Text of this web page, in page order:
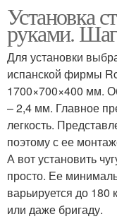
Установка
руками.
Для установки
испанской фирмы
1700×700×400 мм.
– 2,4 мм. Главное
легкость.
поэтому с ее
А вот установить
просто. Ее
варьируется до 180
или даже бригаду.